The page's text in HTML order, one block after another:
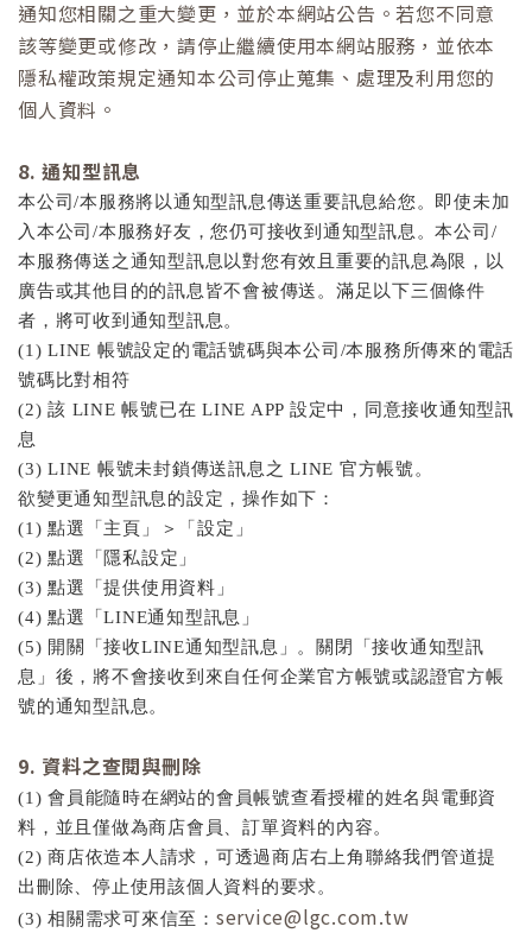
通知您相關之重大變更，並於本網站公告。若您不同意
該等變更或修改，請停止繼續使用本網站服務，並依本
隱私權政策規定通知本公司停止蒐集、處理及利用您的
個人資料。
8. 通知型訊息
本公司/本服務將以通知型訊息傳送重要訊息給您。即使未加
入本公司/本服務好友，您仍可接收到通知型訊息。本公司/
本服務傳送之通知型訊息以對您有效且重要的訊息為限，以
廣告或其他目的的訊息皆不會被傳送。滿足以下三個條件
者，將可收到通知型訊息。
(1) LINE 帳號設定的電話號碼與本公司/本服務所傳來的電話
號碼比對相符
(2) 該 LINE 帳號已在 LINE APP 設定中，同意接收通知型訊
息
(3) LINE 帳號未封鎖傳送訊息之 LINE 官方帳號。
欲變更通知型訊息的設定，操作如下：
(1) 點選「主頁」＞「設定」
(2) 點選「隱私設定」
(3) 點選「提供使用資料」
(4) 點選「LINE通知型訊息」
(5) 開關「接收LINE通知型訊息」。關閉「接收通知型訊
息」後，將不會接收到來自任何企業官方帳號或認證官方帳
號的通知型訊息。
9. 資料之查閱與刪除
(1) 會員能隨時在網站的會員帳號查看授權的姓名與電郵資
料，並且僅做為商店會員、訂單資料的內容。
(2) 商店依造本人請求，可透過商店右上角聯絡我們管道提
出刪除、停止使用該個人資料的要求。
(3) 相關需求可來信至： service@lgc.com.tw